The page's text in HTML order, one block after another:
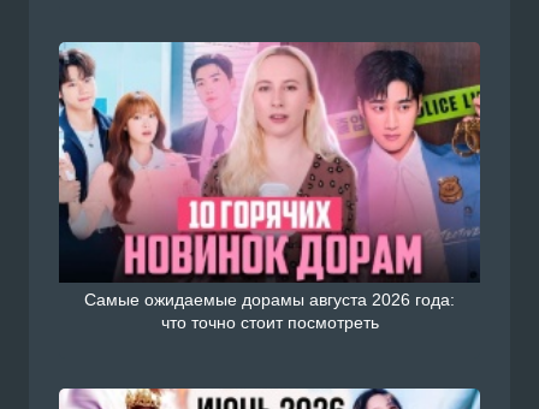
Самые ожидаемые дорамы августа 2026 года:
что точно стоит посмотреть